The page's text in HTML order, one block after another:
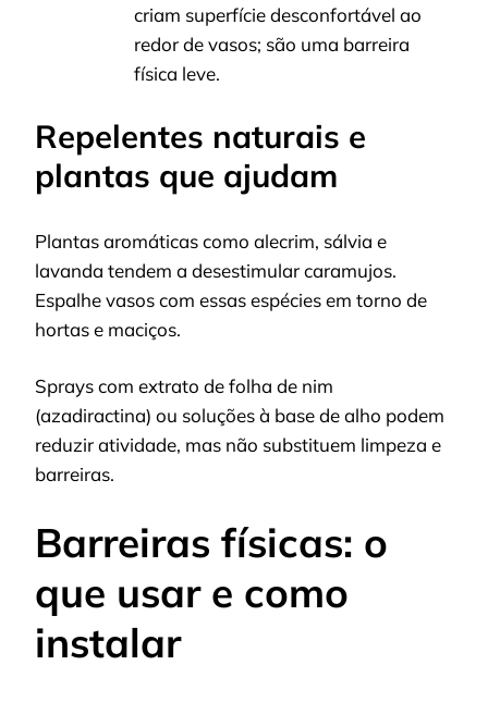
criam superfície desconfortável ao
redor de vasos; são uma barreira
física leve.
Repelentes naturais e
plantas que ajudam
Plantas aromáticas como alecrim, sálvia e
lavanda tendem a desestimular caramujos.
Espalhe vasos com essas espécies em torno de
hortas e maciços.
Sprays com extrato de folha de nim
(azadiractina) ou soluções à base de alho podem
reduzir atividade, mas não substituem limpeza e
barreiras.
Barreiras físicas: o
que usar e como
instalar